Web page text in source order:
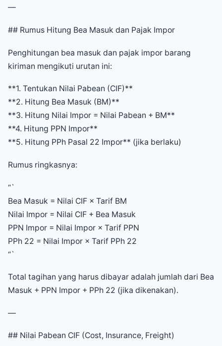
—
## Rumus Hitung Bea Masuk dan Pajak Impor
Penghitungan bea masuk dan pajak impor barang
kiriman mengikuti urutan ini:
**1. Tentukan Nilai Pabean (CIF)**
**2. Hitung Bea Masuk (BM)**
**3. Hitung Nilai Impor = Nilai Pabean + BM**
**4. Hitung PPN Impor**
**5. Hitung PPh Pasal 22 Impor** (jika berlaku)
Rumus ringkasnya:
“`
Bea Masuk = Nilai CIF × Tarif BM
Nilai Impor = Nilai CIF + Bea Masuk
PPN Impor = Nilai Impor × Tarif PPN
PPh 22 = Nilai Impor × Tarif PPh 22
“`
Total tagihan yang harus dibayar adalah jumlah dari Bea
Masuk + PPN Impor + PPh 22 (jika dikenakan).
—
## Nilai Pabean CIF (Cost, Insurance, Freight)